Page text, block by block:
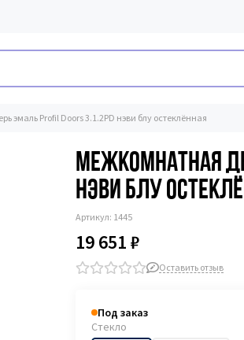
эмаль Profil Doors 3.1.2PD нэви блу остеклённая
Межкомнатная
нэви блу
Артикул: 1445
19 651 ₽
Оставить отзыв
Под заказ
Стекло